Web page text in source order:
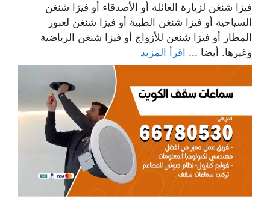
فيزا شنغن لزيارة العائلة أو الأصدقاء أو فيزا شنغن
السياحية أو فيزا شنغن الطبية أو فيزا شنغن لعبور
المطار أو فيزا شنغن للأزواج أو فيزا شنغن الرياضية
وغيرها. أيضا ... اقرأ المزيد